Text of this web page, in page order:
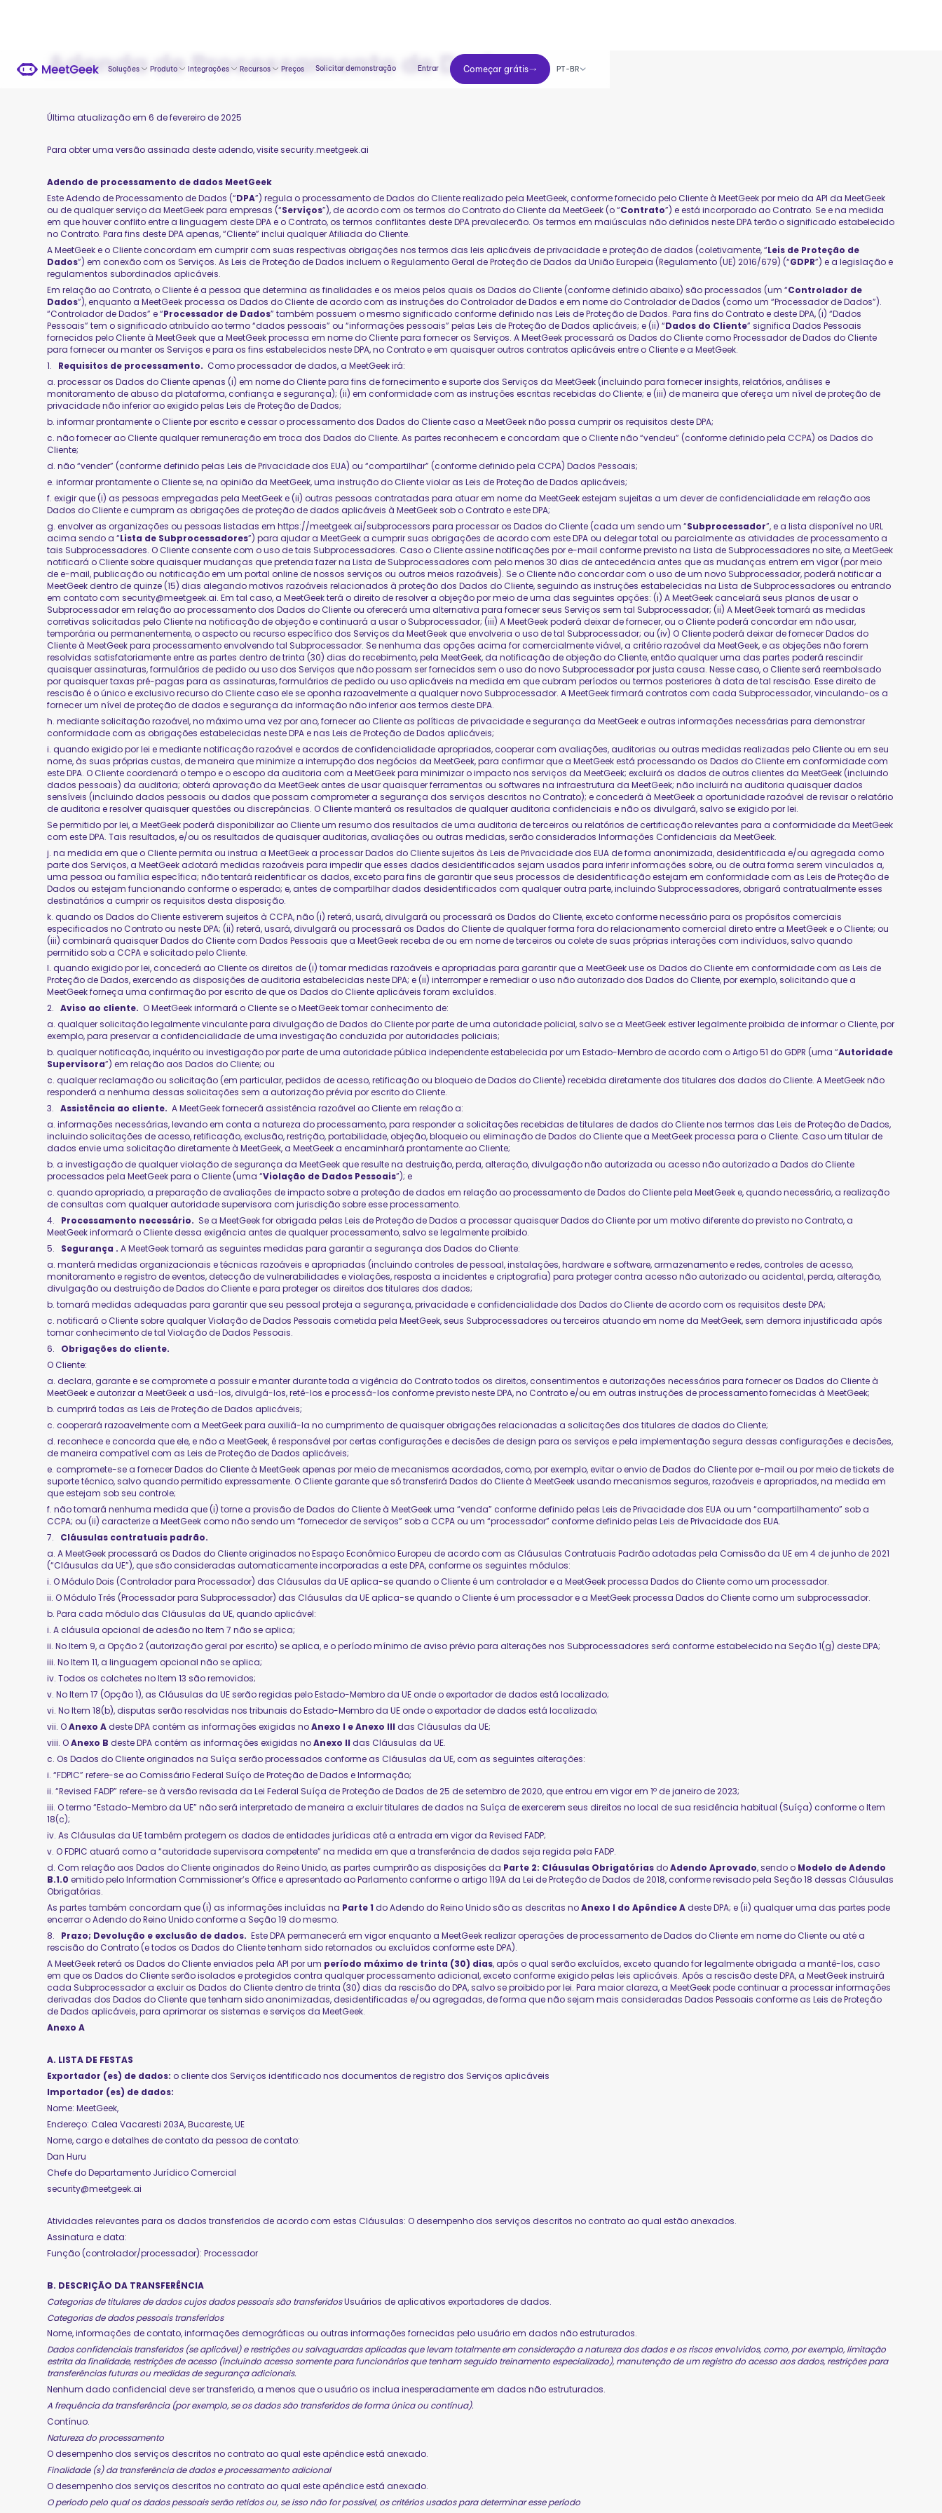
Soluções Produto Integrações Recursos Preços Solicitar demonstração Entrar Começar grátis
Começar grátis
PT-BR
Adenda de Processamento de Dados
Última atualização em 6 de fevereiro de 2025
Para obter uma versão assinada deste adendo, visitesecurity.meetgeek.ai
Adendo de processamento de dados MeetGeek
Este Adendo de Processamento de Dados (“DPA”) regula o processamento de Dados do Cliente realizado pela MeetGeek, conforme fornecido pelo Cliente à MeetGeek por meio da API da MeetGeek
ou de qualquer serviço da MeetGeek para empresas (“Serviços”), de acordo com os termos do Contrato do Cliente da MeetGeek (o “Contrato”) e está incorporado ao Contrato. Se e na medida
em que houver conflito entre a linguagem deste DPA e o Contrato, os termos conflitantes deste DPA prevalecerão. Os termos em maiúsculas não definidos neste DPA terão o significado estabelecido
no Contrato. Para fins deste DPA apenas, “Cliente” inclui qualquer Afiliada do Cliente.
A MeetGeek e o Cliente concordam em cumprir com suas respectivas obrigações nos termos das leis aplicáveis de privacidade e proteção de dados (coletivamente, “Leis de Proteção de
Dados”) em conexão com os Serviços. As Leis de Proteção de Dados incluem o Regulamento Geral de Proteção de Dados da União Europeia (Regulamento (UE) 2016/679) (“GDPR”) e a legislação e
regulamentos subordinados aplicáveis.
Em relação ao Contrato, o Cliente é a pessoa que determina as finalidades e os meios pelos quais os Dados do Cliente (conforme definido abaixo) são processados (um “Controlador de
Dados”), enquanto a MeetGeek processa os Dados do Cliente de acordo com as instruções do Controlador de Dados e em nome do Controlador de Dados (como um “Processador de Dados”).
“Controlador de Dados” e “Processador de Dados” também possuem o mesmo significado conforme definido nas Leis de Proteção de Dados. Para fins do Contrato e deste DPA, (i) “Dados
Pessoais” tem o significado atribuído ao termo “dados pessoais” ou “informações pessoais” pelas Leis de Proteção de Dados aplicáveis; e (ii) “Dados do Cliente” significa Dados Pessoais
fornecidos pelo Cliente à MeetGeek que a MeetGeek processa em nome do Cliente para fornecer os Serviços. A MeetGeek processará os Dados do Cliente como Processador de Dados do Cliente
para fornecer ou manter os Serviços e para os fins estabelecidos neste DPA, no Contrato e em quaisquer outros contratos aplicáveis entre o Cliente e a MeetGeek.
1. Requisitos de processamento.Como processador de dados, a MeetGeek irá:
a. processar os Dados do Cliente apenas (i) em nome do Cliente para fins de fornecimento e suporte dos Serviços da MeetGeek (incluindo para fornecer insights, relatórios, análises e
monitoramento de abuso da plataforma, confiança e segurança); (ii) em conformidade com as instruções escritas recebidas do Cliente; e (iii) de maneira que ofereça um nível de proteção de
privacidade não inferior ao exigido pelas Leis de Proteção de Dados;
b. informar prontamente o Cliente por escrito e cessar o processamento dos Dados do Cliente caso a MeetGeek não possa cumprir os requisitos deste DPA;
c. não fornecer ao Cliente qualquer remuneração em troca dos Dados do Cliente. As partes reconhecem e concordam que o Cliente não “vendeu” (conforme definido pela CCPA) os Dados do
Cliente;
d. não “vender” (conforme definido pelas Leis de Privacidade dos EUA) ou “compartilhar” (conforme definido pela CCPA) Dados Pessoais;
e. informar prontamente o Cliente se, na opinião da MeetGeek, uma instrução do Cliente violar as Leis de Proteção de Dados aplicáveis;
f. exigir que (i) as pessoas empregadas pela MeetGeek e (ii) outras pessoas contratadas para atuar em nome da MeetGeek estejam sujeitas a um dever de confidencialidade em relação aos
Dados do Cliente e cumpram as obrigações de proteção de dados aplicáveis à MeetGeek sob o Contrato e este DPA;
g. envolver as organizações ou pessoas listadas emhttps://meetgeek.ai/subprocessors para processar os Dados do Cliente (cada um sendo um “Subprocessador”, e a lista disponível no URL
acima sendo a “Lista de Subprocessadores”) para ajudar a MeetGeek a cumprir suas obrigações de acordo com este DPA ou delegar total ou parcialmente as atividades de processamento a
tais Subprocessadores. O Cliente consente com o uso de tais Subprocessadores. Caso o Cliente assine notificações por e-mail conforme previsto na Lista de Subprocessadores no site, a MeetGeek
notificará o Cliente sobre quaisquer mudanças que pretenda fazer na Lista de Subprocessadores com pelo menos 30 dias de antecedência antes que as mudanças entrem em vigor (por meio
de e-mail, publicação ou notificação em um portal online de nossos serviços ou outros meios razoáveis). Se o Cliente não concordar com o uso de um novo Subprocessador, poderá notificar a
MeetGeek dentro de quinze (15) dias alegando motivos razoáveis relacionados à proteção dos Dados do Cliente, seguindo as instruções estabelecidas na Lista de Subprocessadores ou entrando
em contato com security@meetgeek.ai. Em tal caso, a MeetGeek terá o direito de resolver a objeção por meio de uma das seguintes opções: (i) A MeetGeek cancelará seus planos de usar o
Subprocessador em relação ao processamento dos Dados do Cliente ou oferecerá uma alternativa para fornecer seus Serviços sem tal Subprocessador; (ii) A MeetGeek tomará as medidas
corretivas solicitadas pelo Cliente na notificação de objeção e continuará a usar o Subprocessador; (iii) A MeetGeek poderá deixar de fornecer, ou o Cliente poderá concordar em não usar,
temporária ou permanentemente, o aspecto ou recurso específico dos Serviços da MeetGeek que envolveria o uso de tal Subprocessador; ou (iv) O Cliente poderá deixar de fornecer Dados do
Cliente à MeetGeek para processamento envolvendo tal Subprocessador. Se nenhuma das opções acima for comercialmente viável, a critério razoável da MeetGeek, e as objeções não forem
resolvidas satisfatoriamente entre as partes dentro de trinta (30) dias do recebimento, pela MeetGeek, da notificação de objeção do Cliente, então qualquer uma das partes poderá rescindir
quaisquer assinaturas, formulários de pedido ou uso dos Serviços que não possam ser fornecidos sem o uso do novo Subprocessador por justa causa. Nesse caso, o Cliente será reembolsado
por quaisquer taxas pré-pagas para as assinaturas, formulários de pedido ou uso aplicáveis na medida em que cubram períodos ou termos posteriores à data de tal rescisão. Esse direito de
rescisão é o único e exclusivo recurso do Cliente caso ele se oponha razoavelmente a qualquer novo Subprocessador. A MeetGeek firmará contratos com cada Subprocessador, vinculando-os a
fornecer um nível de proteção de dados e segurança da informação não inferior aos termos deste DPA.
h. mediante solicitação razoável, no máximo uma vez por ano, fornecer ao Cliente as políticas de privacidade e segurança da MeetGeek e outras informações necessárias para demonstrar
conformidade com as obrigações estabelecidas neste DPA e nas Leis de Proteção de Dados aplicáveis;
i. quando exigido por lei e mediante notificação razoável e acordos de confidencialidade apropriados, cooperar com avaliações, auditorias ou outras medidas realizadas pelo Cliente ou em seu
nome, às suas próprias custas, de maneira que minimize a interrupção dos negócios da MeetGeek, para confirmar que a MeetGeek está processando os Dados do Cliente em conformidade com
este DPA. O Cliente coordenará o tempo e o escopo da auditoria com a MeetGeek para minimizar o impacto nos serviços da MeetGeek; excluirá os dados de outros clientes da MeetGeek (incluindo
dados pessoais) da auditoria; obterá aprovação da MeetGeek antes de usar quaisquer ferramentas ou softwares na infraestrutura da MeetGeek; não incluirá na auditoria quaisquer dados
sensíveis (incluindo dados pessoais ou dados que possam comprometer a segurança dos serviços descritos no Contrato); e concederá à MeetGeek a oportunidade razoável de revisar o relatório
de auditoria e resolver quaisquer questões ou discrepâncias. O Cliente manterá os resultados de qualquer auditoria confidenciais e não os divulgará, salvo se exigido por lei.
Se permitido por lei, a MeetGeek poderá disponibilizar ao Cliente um resumo dos resultados de uma auditoria de terceiros ou relatórios de certificação relevantes para a conformidade da MeetGeek
com este DPA. Tais resultados, e/ou os resultados de quaisquer auditorias, avaliações ou outras medidas, serão considerados Informações Confidenciais da MeetGeek.
j. na medida em que o Cliente permita ou instrua a MeetGeek a processar Dados do Cliente sujeitos às Leis de Privacidade dos EUA de forma anonimizada, desidentificada e/ou agregada como
parte dos Serviços, a MeetGeek adotará medidas razoáveis para impedir que esses dados desidentificados sejam usados para inferir informações sobre, ou de outra forma serem vinculados a,
uma pessoa ou família específica; não tentará reidentificar os dados, exceto para fins de garantir que seus processos de desidentificação estejam em conformidade com as Leis de Proteção de
Dados ou estejam funcionando conforme o esperado; e, antes de compartilhar dados desidentificados com qualquer outra parte, incluindo Subprocessadores, obrigará contratualmente esses
destinatários a cumprir os requisitos desta disposição.
k. quando os Dados do Cliente estiverem sujeitos à CCPA, não (i) reterá, usará, divulgará ou processará os Dados do Cliente, exceto conforme necessário para os propósitos comerciais
especificados no Contrato ou neste DPA; (ii) reterá, usará, divulgará ou processará os Dados do Cliente de qualquer forma fora do relacionamento comercial direto entre a MeetGeek e o Cliente; ou
(iii) combinará quaisquer Dados do Cliente com Dados Pessoais que a MeetGeek receba de ou em nome de terceiros ou colete de suas próprias interações com indivíduos, salvo quando
permitido sob a CCPA e solicitado pelo Cliente.
l. quando exigido por lei, concederá ao Cliente os direitos de (i) tomar medidas razoáveis e apropriadas para garantir que a MeetGeek use os Dados do Cliente em conformidade com as Leis de
Proteção de Dados, exercendo as disposições de auditoria estabelecidas neste DPA; e (ii) interromper e remediar o uso não autorizado dos Dados do Cliente, por exemplo, solicitando que a
MeetGeek forneça uma confirmação por escrito de que os Dados do Cliente aplicáveis foram excluídos.
2.Aviso ao cliente.O MeetGeek informará o Cliente se o MeetGeek tomar conhecimento de:
a. qualquer solicitação legalmente vinculante para divulgação de Dados do Cliente por parte de uma autoridade policial, salvo se a MeetGeek estiver legalmente proibida de informar o Cliente, por
exemplo, para preservar a confidencialidade de uma investigação conduzida por autoridades policiais;
b. qualquer notificação, inquérito ou investigação por parte de uma autoridade pública independente estabelecida por um Estado-Membro de acordo com o Artigo 51 do GDPR (uma “Autoridade
Supervisora”) em relação aos Dados do Cliente; ou
c. qualquer reclamação ou solicitação (em particular, pedidos de acesso, retificação ou bloqueio de Dados do Cliente) recebida diretamente dos titulares dos dados do Cliente. A MeetGeek não
responderá a nenhuma dessas solicitações sem a autorização prévia por escrito do Cliente.
3.Assistência ao cliente.A MeetGeek fornecerá assistência razoável ao Cliente em relação a:
a. informações necessárias, levando em conta a natureza do processamento, para responder a solicitações recebidas de titulares de dados do Cliente nos termos das Leis de Proteção de Dados,
incluindo solicitações de acesso, retificação, exclusão, restrição, portabilidade, objeção, bloqueio ou eliminação de Dados do Cliente que a MeetGeek processa para o Cliente. Caso um titular de
dados envie uma solicitação diretamente à MeetGeek, a MeetGeek a encaminhará prontamente ao Cliente;
b. a investigação de qualquer violação de segurança da MeetGeek que resulte na destruição, perda, alteração, divulgação não autorizada ou acesso não autorizado a Dados do Cliente
processados pela MeetGeek para o Cliente (uma “Violação de Dados Pessoais”); e
c. quando apropriado, a preparação de avaliações de impacto sobre a proteção de dados em relação ao processamento de Dados do Cliente pela MeetGeek e, quando necessário, a realização
de consultas com qualquer autoridade supervisora com jurisdição sobre esse processamento.
4. Processamento necessário.Se a MeetGeek for obrigada pelas Leis de Proteção de Dados a processar quaisquer Dados do Cliente por um motivo diferente do previsto no Contrato, a
MeetGeek informará o Cliente dessa exigência antes de qualquer processamento, salvo se legalmente proibido.
5. Segurança . A MeetGeek tomará as seguintes medidas para garantir a segurança dos Dados do Cliente:
a. manterá medidas organizacionais e técnicas razoáveis e apropriadas (incluindo controles de pessoal, instalações, hardware e software, armazenamento e redes, controles de acesso,
monitoramento e registro de eventos, detecção de vulnerabilidades e violações, resposta a incidentes e criptografia) para proteger contra acesso não autorizado ou acidental, perda, alteração,
divulgação ou destruição de Dados do Cliente e para proteger os direitos dos titulares dos dados;
b. tomará medidas adequadas para garantir que seu pessoal proteja a segurança, privacidade e confidencialidade dos Dados do Cliente de acordo com os requisitos deste DPA;
c. notificará o Cliente sobre qualquer Violação de Dados Pessoais cometida pela MeetGeek, seus Subprocessadores ou terceiros atuando em nome da MeetGeek, sem demora injustificada após
tomar conhecimento de tal Violação de Dados Pessoais.
6. Obrigações do cliente.
O Cliente:
a. declara, garante e se compromete a possuir e manter durante toda a vigência do Contrato todos os direitos, consentimentos e autorizações necessários para fornecer os Dados do Cliente à
MeetGeek e autorizar a MeetGeek a usá-los, divulgá-los, retê-los e processá-los conforme previsto neste DPA, no Contrato e/ou em outras instruções de processamento fornecidas à MeetGeek;
b. cumprirá todas as Leis de Proteção de Dados aplicáveis;
c. cooperará razoavelmente com a MeetGeek para auxiliá-la no cumprimento de quaisquer obrigações relacionadas a solicitações dos titulares de dados do Cliente;
d. reconhece e concorda que ele, e não a MeetGeek, é responsável por certas configurações e decisões de design para os serviços e pela implementação segura dessas configurações e decisões,
de maneira compatível com as Leis de Proteção de Dados aplicáveis;
e. compromete-se a fornecer Dados do Cliente à MeetGeek apenas por meio de mecanismos acordados, como, por exemplo, evitar o envio de Dados do Cliente por e-mail ou por meio de tickets de
suporte técnico, salvo quando permitido expressamente. O Cliente garante que só transferirá Dados do Cliente à MeetGeek usando mecanismos seguros, razoáveis e apropriados, na medida em
que estejam sob seu controle;
f. não tomará nenhuma medida que (i) torne a provisão de Dados do Cliente à MeetGeek uma “venda” conforme definido pelas Leis de Privacidade dos EUA ou um “compartilhamento” sob a
CCPA; ou (ii) caracterize a MeetGeek como não sendo um “fornecedor de serviços” sob a CCPA ou um “processador” conforme definido pelas Leis de Privacidade dos EUA.
7. Cláusulas contratuais padrão.
a. A MeetGeek processará os Dados do Cliente originados no Espaço Econômico Europeu de acordo com as Cláusulas Contratuais Padrão adotadas pela Comissão da UE em 4 de junho de 2021
(“Cláusulas da UE”), que são consideradas automaticamente incorporadas a este DPA, conforme os seguintes módulos:
i. O Módulo Dois (Controlador para Processador) das Cláusulas da UE aplica-se quando o Cliente é um controlador e a MeetGeek processa Dados do Cliente como um processador.
ii. O Módulo Três (Processador para Subprocessador) das Cláusulas da UE aplica-se quando o Cliente é um processador e a MeetGeek processa Dados do Cliente como um subprocessador.
b. Para cada módulo das Cláusulas da UE, quando aplicável:
i. A cláusula opcional de adesão no Item 7 não se aplica;
ii. No Item 9, a Opção 2 (autorização geral por escrito) se aplica, e o período mínimo de aviso prévio para alterações nos Subprocessadores será conforme estabelecido na Seção 1(g) deste DPA;
iii. No Item 11, a linguagem opcional não se aplica;
iv. Todos os colchetes no Item 13 são removidos;
v. No Item 17 (Opção 1), as Cláusulas da UE serão regidas pelo Estado-Membro da UE onde o exportador de dados está localizado;
vi. No Item 18(b), disputas serão resolvidas nos tribunais do Estado-Membro da UE onde o exportador de dados está localizado;
vii. OAnexo Adeste DPA contém as informações exigidas noAnexo I e Anexo III das Cláusulas da UE;
viii. OAnexo B deste DPA contém as informações exigidas noAnexo II das Cláusulas da UE.
c. Os Dados do Cliente originados na Suíça serão processados conforme as Cláusulas da UE, com as seguintes alterações:
i. “FDPIC” refere-se ao Comissário Federal Suíço de Proteção de Dados e Informação;
ii. “Revised FADP” refere-se à versão revisada da Lei Federal Suíça de Proteção de Dados de 25 de setembro de 2020, que entrou em vigor em 1º de janeiro de 2023;
iii. O termo “Estado-Membro da UE” não será interpretado de maneira a excluir titulares de dados na Suíça de exercerem seus direitos no local de sua residência habitual (Suíça) conforme o Item
18(c);
iv. As Cláusulas da UE também protegem os dados de entidades jurídicas até a entrada em vigor da Revised FADP;
v. O FDPIC atuará como a “autoridade supervisora competente” na medida em que a transferência de dados seja regida pela FADP.
d. Com relação aos Dados do Cliente originados do Reino Unido, as partes cumprirão as disposições da Parte 2: Cláusulas ObrigatóriasdoAdendo Aprovado, sendo o Modelo de Adendo
B.1.0 emitido pelo Information Commissioner’s Office e apresentado ao Parlamento conforme o artigo 119A da Lei de Proteção de Dados de 2018, conforme revisado pela Seção 18 dessas Cláusulas
Obrigatórias.
As partes também concordam que (i) as informações incluídas na Parte 1 do Adendo do Reino Unido são as descritas noAnexo I do Apêndice Adeste DPA; e (ii) qualquer uma das partes pode
encerrar o Adendo do Reino Unido conforme a Seção 19 do mesmo.
8. Prazo; Devolução e exclusão de dados.Este DPA permanecerá em vigor enquanto a MeetGeek realizar operações de processamento de Dados do Cliente em nome do Cliente ou até a
rescisão do Contrato (e todos os Dados do Cliente tenham sido retornados ou excluídos conforme este DPA).
A MeetGeek reterá os Dados do Cliente enviados pela API por um período máximo de trinta (30) dias, após o qual serão excluídos, exceto quando for legalmente obrigada a mantê-los, caso
em que os Dados do Cliente serão isolados e protegidos contra qualquer processamento adicional, exceto conforme exigido pelas leis aplicáveis. Após a rescisão deste DPA, a MeetGeek instruirá
cada Subprocessador a excluir os Dados do Cliente dentro de trinta (30) dias da rescisão do DPA, salvo se proibido por lei. Para maior clareza, a MeetGeek pode continuar a processar informações
derivadas dos Dados do Cliente que tenham sido anonimizadas, desidentificadas e/ou agregadas, de forma que não sejam mais consideradas Dados Pessoais conforme as Leis de Proteção
de Dados aplicáveis, para aprimorar os sistemas e serviços da MeetGeek.
Anexo A
A. LISTA DE FESTAS
Exportador (es) de dados:o cliente dos Serviços identificado nos documentos de registro dos Serviços aplicáveis
Importador (es) de dados:
Nome: MeetGeek,
Endereço: Calea Vacaresti 203A, Bucareste, UE
Nome, cargo e detalhes de contato da pessoa de contato:
Dan Huru
Chefe do Departamento Jurídico Comercial
security@meetgeek.ai
Atividades relevantes para os dados transferidos de acordo com estas Cláusulas: O desempenho dos serviços descritos no contrato ao qual estão anexados.
Assinatura e data:
Função (controlador/processador): Processador
B. DESCRIÇÃO DA TRANSFERÊNCIA
Categorias de titulares de dados cujos dados pessoais são transferidosUsuários de aplicativos exportadores de dados.
Categorias de dados pessoais transferidos
Nome, informações de contato, informações demográficas ou outras informações fornecidas pelo usuário em dados não estruturados.
Dados confidenciais transferidos (se aplicável) e restrições ou salvaguardas aplicadas que levam totalmente em consideração a natureza dos dados e os riscos envolvidos, como, por exemplo, limitação
estrita da finalidade, restrições de acesso (incluindo acesso somente para funcionários que tenham seguido treinamento especializado), manutenção de um registro do acesso aos dados, restrições para
transferências futuras ou medidas de segurança adicionais.
Nenhum dado confidencial deve ser transferido, a menos que o usuário os inclua inesperadamente em dados não estruturados.
A frequência da transferência (por exemplo, se os dados são transferidos de forma única ou contínua).
Contínuo.
Natureza do processamento
O desempenho dos serviços descritos no contrato ao qual este apêndice está anexado.
Finalidade (s) da transferência de dados e processamento adicional
O desempenho dos serviços descritos no contrato ao qual este apêndice está anexado.
O período pelo qual os dados pessoais serão retidos ou, se isso não for possível, os critérios usados para determinar esse período